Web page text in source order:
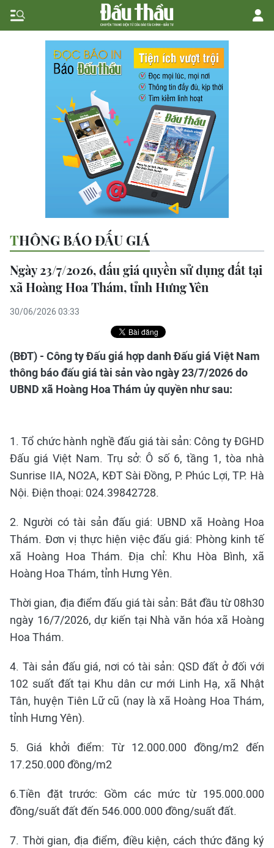
THÔNG BÁO ĐẤU GIÁ
Ngày 23/7/2026, đấu giá quyền sử dụng đất tại
xã Hoàng Hoa Thám, tỉnh Hưng Yên
30/06/2026 03:33
(BĐT) - Công ty Đấu giá hợp danh Đấu giá Việt Nam
thông báo đấu giá tài sản vào ngày 23/7/2026 do
UBND xã Hoàng Hoa Thám ủy quyền như sau:
1. Tổ chức hành nghề đấu giá tài sản: Công ty ĐGHD
Đấu giá Việt Nam. Trụ sở: Ô số 6, tầng 1, tòa nhà
Sunrise IIA, NO2A, KĐT Sài Đồng, P. Phúc Lợi, TP. Hà
Nội. Điện thoại: 024.39842728.
2. Người có tài sản đấu giá: UBND xã Hoàng Hoa
Thám. Đơn vị thực hiện việc đấu giá: Phòng kinh tế
xã Hoàng Hoa Thám. Địa chỉ: Khu Hòa Bình, xã
Hoàng Hoa Thám, tỉnh Hưng Yên.
Thời gian, địa điểm đấu giá tài sản: Bắt đầu từ 08h30
ngày 16/7/2026, dự kiến tại Nhà văn hóa xã Hoàng
Hoa Thám.
4. Tài sản đấu giá, nơi có tài sản: QSD đất ở đối với
102 suất đất tại Khu dân cư mới Linh Hạ, xã Nhật
Tân, huyện Tiên Lữ cũ (nay là xã Hoàng Hoa Thám,
tỉnh Hưng Yên).
5. Giá khởi điểm: Từ 12.000.000 đồng/m2 đến
17.250.000 đồng/m2
6.Tiền đặt trước: Gồm các mức từ 195.000.000
đồng/suất đất đến 546.000.000 đồng/suất đất.
7. Thời gian, địa điểm, điều kiện, cách thức đăng ký